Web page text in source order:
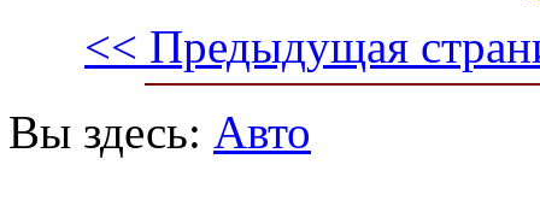
<< Предыдущая
Вы здесь: Авто